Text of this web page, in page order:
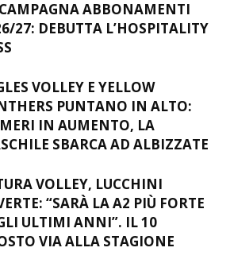
VOLLEY GIOVANI, AL VIA
ABBONAMENTI
27: DEBUTTA L’HOSPITALITY
VOLLEY E YELLOW
PUNTANO IN ALTO:
IN AUMENTO, LA
VOLLEY, LUCCHINI
“SARÀ LA A2 PIÙ FORTE
ULTIMI ANNI”. IL 10